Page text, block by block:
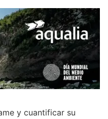
y cuantificar su